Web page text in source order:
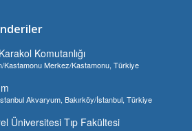
Komutanlığı
Kastamonu Merkez/Kastamonu, Türkiye
Akvaryum, Bakırköy/İstanbul, Türkiye
Üniversitesi Tıp Fakültesi